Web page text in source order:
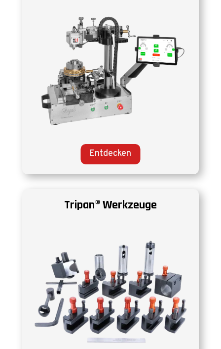
Entdecken
Tripan® Werkzeuge